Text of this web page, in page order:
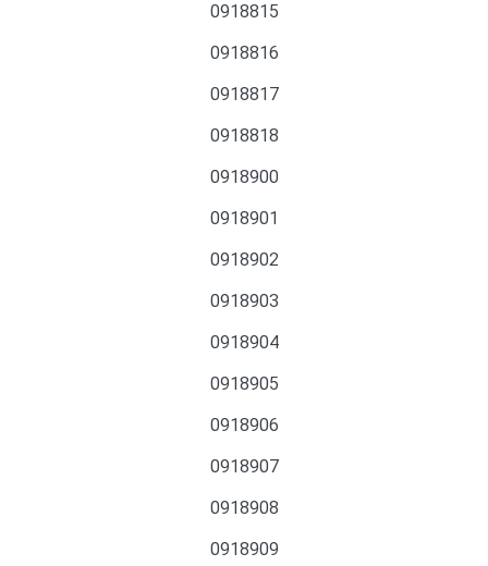
0918815
0918816
0918817
0918818
0918900
0918901
0918902
0918903
0918904
0918905
0918906
0918907
0918908
0918909